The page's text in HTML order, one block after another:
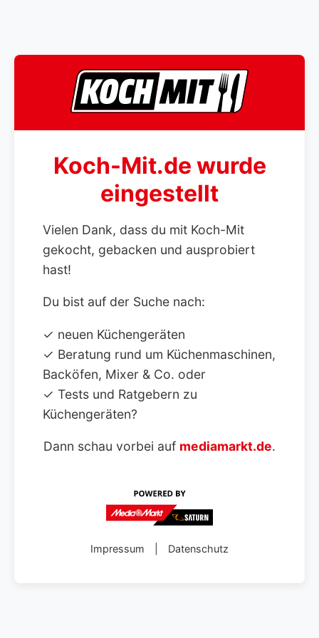
Koch-Mit.de wurde
eingestellt
Vielen Dank, dass du mit Koch-Mit
gekocht, gebacken und ausprobiert
hast!
Du bist auf der Suche nach:
✓ neuen Küchengeräten
✓ Beratung rund um Küchenmaschinen,
Backöfen, Mixer & Co. oder
✓ Tests und Ratgebern zu
Küchengeräten?
Dann schau vorbei auf mediamarkt.de.
Impressum Datenschutz